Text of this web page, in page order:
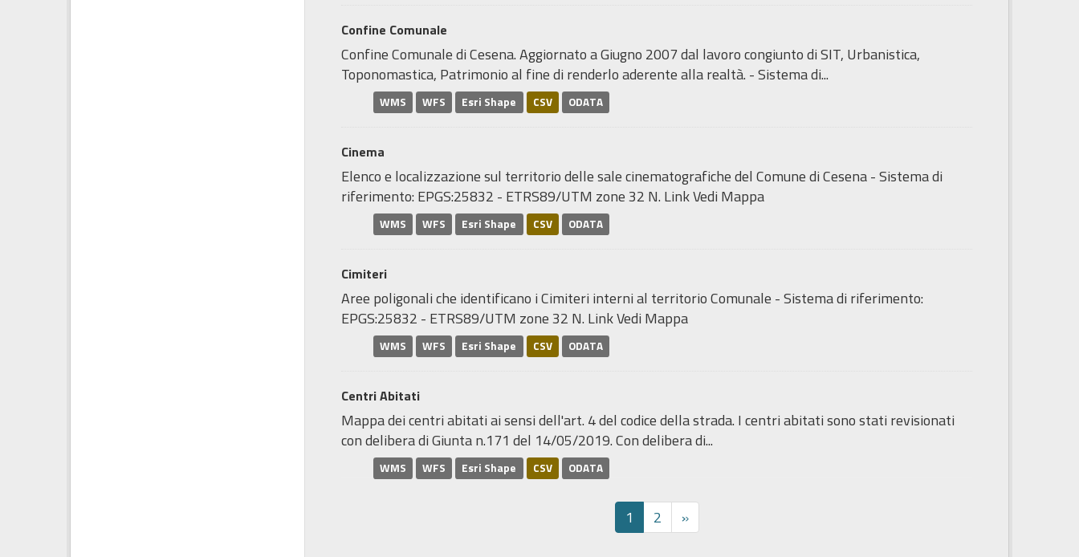
Confine Comunale
Confine Comunale di Cesena. Aggiornato a Giugno 2007 dal lavoro congiunto di SIT, Urbanistica,
Toponomastica, Patrimonio al fine di renderlo aderente alla realtà. - Sistema di...
WMS WFS Esri Shape CSV ODATA
Cinema
Elenco e localizzazione sul territorio delle sale cinematografiche del Comune di Cesena - Sistema di
riferimento: EPGS:25832 - ETRS89/UTM zone 32 N. Link Vedi Mappa
WMS WFS Esri Shape CSV ODATA
Cimiteri
Aree poligonali che identificano i Cimiteri interni al territorio Comunale - Sistema di riferimento:
EPGS:25832 - ETRS89/UTM zone 32 N. Link Vedi Mappa
WMS WFS Esri Shape CSV ODATA
Centri Abitati
Mappa dei centri abitati ai sensi dell'art. 4 del codice della strada. I centri abitati sono stati revisionati
con delibera di Giunta n.171 del 14/05/2019. Con delibera di...
WMS WFS Esri Shape CSV ODATA
1 2 »